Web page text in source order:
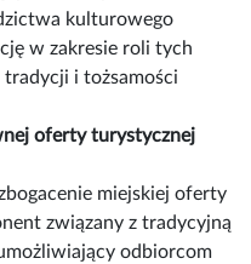
kulturowego
w zakresie roli tych
i tożsamości
oferty turystycznej
miejskiej oferty
związany z tradycyjną
odbiorcom